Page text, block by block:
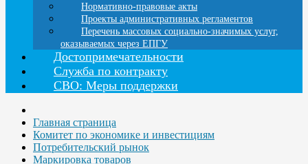
Нормативно-правовые акты
Проекты административных регламентов
Перечень массовых социально-значимых услуг,
оказываемых через ЕПГУ
Достопримечательности
Служба по контракту
СВО: Меры поддержки
Главная страница
Комитет по экономике и инвестициям
Потребительский рынок
Маркировка товаров